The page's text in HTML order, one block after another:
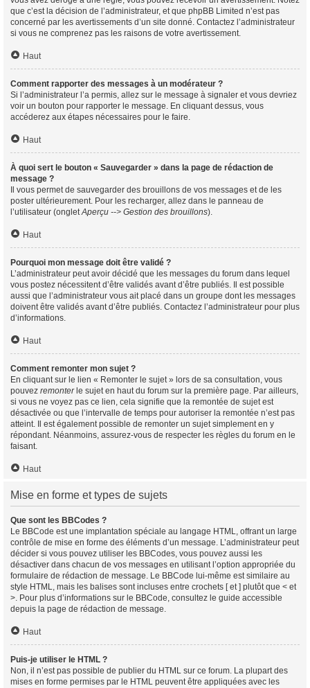
que c’est la décision de l’administrateur, et que phpBB Limited n’est pas
concerné par les avertissements d’un site donné. Contactez l’administrateur
si vous ne comprenez pas les raisons de votre avertissement.
Haut
Comment rapporter des messages à un modérateur ?
Si l’administrateur l’a permis, allez sur le message à signaler et vous devriez
voir un bouton pour rapporter le message. En cliquant dessus, vous
accéderez aux étapes nécessaires pour le faire.
Haut
À quoi sert le bouton « Sauvegarder » dans la page de rédaction de
message ?
Il vous permet de sauvegarder des brouillons de vos messages et de les
poster ultérieurement. Pour les recharger, allez dans le panneau de
l’utilisateur (ongletAperçu --> Gestion des brouillons).
Haut
Pourquoi mon message doit être validé ?
L’administrateur peut avoir décidé que les messages du forum dans lequel
vous postez nécessitent d’être validés avant d’être publiés. Il est possible
aussi que l’administrateur vous ait placé dans un groupe dont les messages
doivent être validés avant d’être publiés. Contactez l’administrateur pour plus
d’informations.
Haut
Comment remonter mon sujet ?
En cliquant sur le lien « Remonter le sujet » lors de sa consultation, vous
pouvez remonterle sujet en haut du forum sur la première page. Par ailleurs,
si vous ne voyez pas ce lien, cela signifie que la remontée de sujet est
désactivée ou que l’intervalle de temps pour autoriser la remontée n’est pas
atteint. Il est également possible de remonter un sujet simplement en y
répondant. Néanmoins, assurez-vous de respecter les règles du forum en le
faisant.
Haut
Mise en forme et types de sujets
Que sont les BBCodes ?
Le BBCode est une implantation spéciale au langage HTML, offrant un large
contrôle de mise en forme des éléments d’un message. L’administrateur peut
décider si vous pouvez utiliser les BBCodes, vous pouvez aussi les
désactiver dans chacun de vos messages en utilisant l’option appropriée du
formulaire de rédaction de message. Le BBCode lui-même est similaire au
style HTML, mais les balises sont incluses entre crochets [ et ] plutôt que < et
>. Pour plus d’informations sur le BBCode, consultez le guide accessible
depuis la page de rédaction de message.
Haut
Puis-je utiliser le HTML ?
Non, il n’est pas possible de publier du HTML sur ce forum. La plupart des
mises en forme permises par le HTML peuvent être appliquées avec les